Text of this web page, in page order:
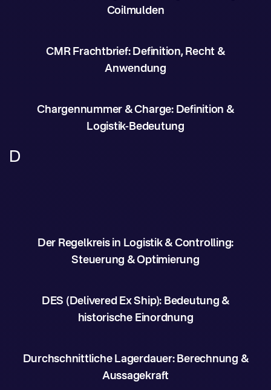
Coilmulden
CMR Frachtbrief: Definition, Recht &
Anwendung
Chargennummer & Charge: Definition &
Logistik-Bedeutung
D
Der Regelkreis in Logistik & Controlling:
Steuerung & Optimierung
DES (Delivered Ex Ship): Bedeutung &
historische Einordnung
Durchschnittliche Lagerdauer: Berechnung &
Aussagekraft